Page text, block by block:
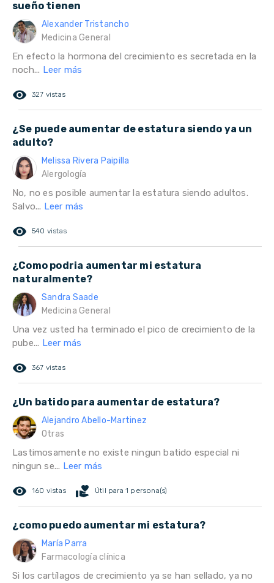
sueño tienen
Alexander Tristancho
Medicina General
En efecto la hormona del crecimiento es secretada en la
noch... Leer más
remove_red_eye 327 vistas
¿Se puede aumentar de estatura siendo ya un
adulto?
Melissa Rivera Paipilla
Alergología
No, no es posible aumentar la estatura siendo adultos.
Salvo... Leer más
remove_red_eye 540 vistas
¿Como podria aumentar mi estatura
naturalmente?
Sandra Saade
Medicina General
Una vez usted ha terminado el pico de crecimiento de la
pube... Leer más
remove_red_eye 367 vistas
¿Un batido para aumentar de estatura?
Alejandro Abello-Martinez
Otras
Lastimosamente no existe ningun batido especial ni
ningun se... Leer más
remove_red_eye 160 vistas volunteer_activism Útil para 1 persona(s)
¿como puedo aumentar mi estatura?
María Parra
Farmacología clínica
Si los cartílagos de crecimiento ya se han sellado, ya no